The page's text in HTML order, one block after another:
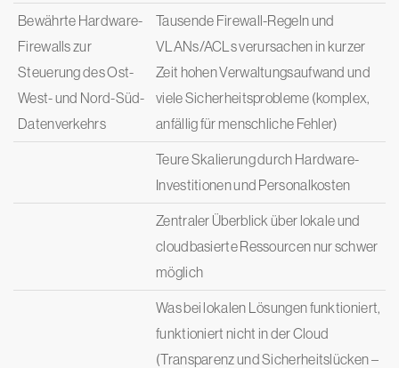
Bewährte Hardware-
Firewalls zur
Steuerung des Ost-
West- und Nord-Süd-
Datenverkehrs
Tausende Firewall-Regeln und
VLANs/ACLs verursachen in kurzer
Zeit hohen Verwaltungsaufwand und
viele Sicherheitsprobleme (komplex,
anfällig für menschliche Fehler)
Teure Skalierung durch Hardware-
Investitionen und Personalkosten
Zentraler Überblick über lokale und
cloudbasierte Ressourcen nur schwer
möglich
Was bei lokalen Lösungen funktioniert,
funktioniert nicht in der Cloud
(Transparenz und Sicherheitslücken –